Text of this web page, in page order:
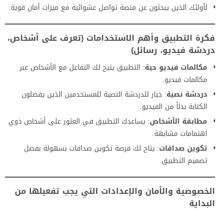
لأولئك الذين يبحثون عن منصة تواصل عشوائية مع ميزات أمان قوية.
فكرة التطبيق وأهم الاستخدامات (تعرف على أشخاص،
دردشة فيديو، رسائل)
مكالمات فيديو حية: التطبيق يتيح لك التفاعل مع الأشخاص عبر
مكالمات فيديو.
دردشة نصية: خيار للدردشة النصية للمستخدمين الذين يفضلون
الكتابة بدلاً من الفيديو.
مطابقة الأشخاص: يساعدك التطبيق في العثور على أشخاص ذوي
اهتمامات مشابهة.
تكوين صداقات: يتاح لك فرصة تكوين صداقات بسهولة بفضل
تصميم التطبيق.
الخصوصية والأمان والإعدادات التي يجب تفعيلها من
البداية